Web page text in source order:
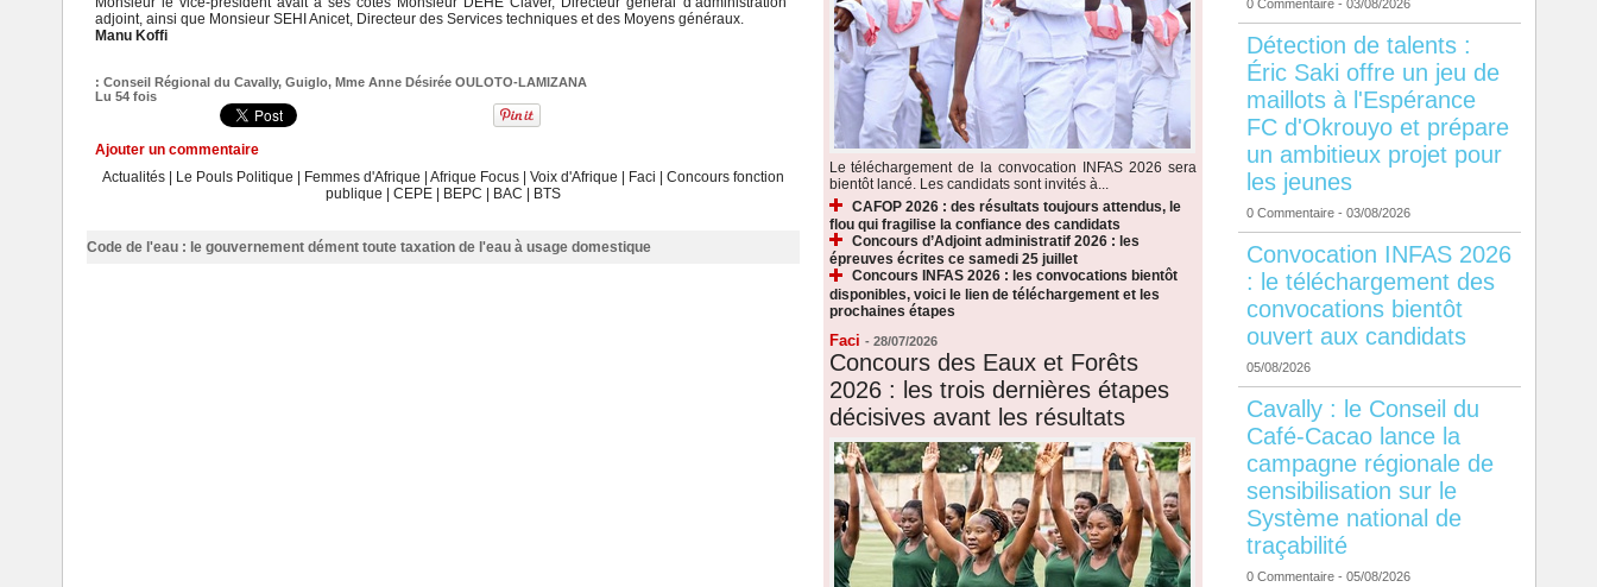
adjoint, ainsi que Monsieur SEHI Anicet, Directeur des Services techniques et des Moyens généraux.
Manu Koffi
: Conseil Régional du Cavally, Guiglo, Mme Anne Désirée OULOTO-LAMIZANA
Lu 54 fois
Ajouter un commentaire
Actualités
Le Pouls Politique Femmes d'Afrique Afrique Focus Voix d'Afrique Faci
Concours fonction
publique
CEPE BEPC BAC BTS
Code de l'eau : le gouvernement dément toute taxation de l'eau à usage domestique
Le téléchargement de la convocation INFAS 2026 sera
bientôt lancé. Les candidats sont invités à...
CAFOP 2026 : des résultats toujours attendus, le
flou qui fragilise la confiance des candidats
Concours d’Adjoint administratif 2026 : les
épreuves écrites ce samedi 25 juillet
Concours INFAS 2026 : les convocations bientôt
disponibles, voici le lien de téléchargement et les
prochaines étapes
Faci - 28/07/2026
Concours des Eaux et Forêts
2026 : les trois dernières étapes
décisives avant les résultats
0 Commentaire - 03/08/2026
Détection de talents :
Éric Saki offre un jeu de
maillots à l'Espérance
FC d'Okrouyo et prépare
un ambitieux projet pour
les jeunes
0 Commentaire - 03/08/2026
Convocation INFAS 2026
: le téléchargement des
convocations bientôt
ouvert aux candidats
05/08/2026
Cavally : le Conseil du
Café-Cacao lance la
campagne régionale de
sensibilisation sur le
Système national de
traçabilité
0 Commentaire - 05/08/2026